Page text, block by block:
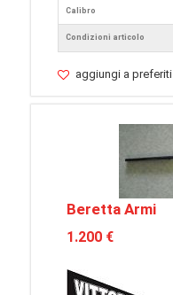
Calibro
Condizioni articolo
aggiungi a preferiti
Beretta Armi
1.200 €